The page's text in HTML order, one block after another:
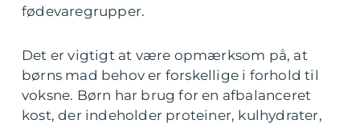
fødevaregrupper.
Det er vigtigt at være opmærksom på, at
børns mad behov er forskellige i forhold til
voksne. Børn har brug for en afbalanceret
kost, der indeholder proteiner, kulhydrater,